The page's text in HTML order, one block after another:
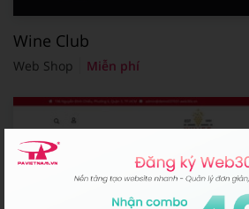
Wine Club
Web Shop Miễn phí